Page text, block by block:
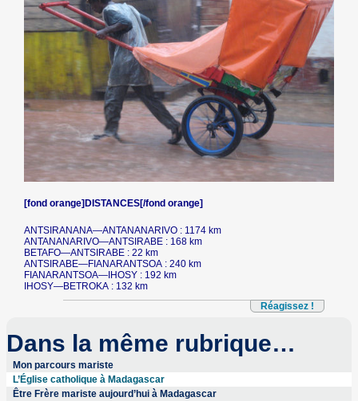
[fond orange]DISTANCES[/fond orange]
ANTSIRANANA—ANTANANARIVO : 1174 km
ANTANANARIVO—ANTSIRABE : 168 km
BETAFO—ANTSIRABE : 22 km
ANTSIRABE—FIANARANTSOA : 240 km
FIANARANTSOA—IHOSY : 192 km
IHOSY—BETROKA : 132 km
Réagissez !
Dans la même rubrique…
Mon parcours mariste
L’Église catholique à Madagascar
Être Frère mariste aujourd’hui à Madagascar